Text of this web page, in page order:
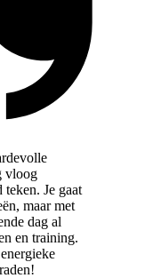
vloog
Je gaat
maar met
dag al
en training.